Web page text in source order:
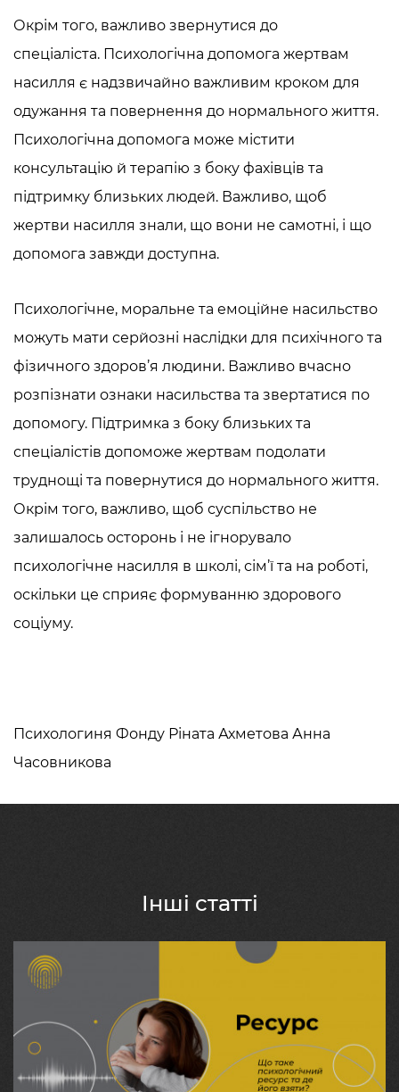
Окрім того, важливо звернутися до
спеціаліста. Психологічна допомога жертвам
насилля є надзвичайно важливим кроком для
одужання та повернення до нормального життя.
Психологічна допомога може містити
консультацію й терапію з боку фахівців та
підтримку близьких людей. Важливо, щоб
жертви насилля знали, що вони не самотні, і що
допомога завжди доступна.
Психологічне, моральне та емоційне насильство
можуть мати серйозні наслідки для психічного та
фізичного здоров’я людини. Важливо вчасно
розпізнати ознаки насильства та звертатися по
допомогу. Підтримка з боку близьких та
спеціалістів допоможе жертвам подолати
труднощі та повернутися до нормального життя.
Окрім того, важливо, щоб суспільство не
залишалось осторонь і не ігнорувало
психологічне насилля в школі, сім’ї та на роботі,
оскільки це сприяє формуванню здорового
соціуму.
Психологиня Фонду Ріната Ахметова Анна
Часовникова
Інші статті